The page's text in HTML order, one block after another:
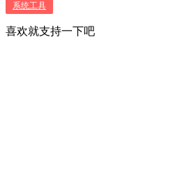
系统工具
喜欢就支持一下吧